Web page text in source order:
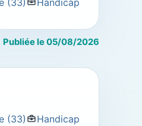
Publiée le 05/08/2026
(33) Handicap